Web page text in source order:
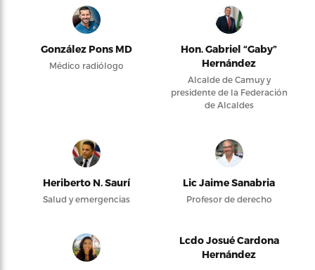
González Pons MD
Médico radiólogo
Hon. Gabriel “Gaby”
Hernández
Alcalde de Camuy y
presidente de la Federación
de Alcaldes
Heriberto N. Saurí
Salud y emergencias
Lic Jaime Sanabria
Profesor de derecho
Lcdo Josué Cardona
Hernández